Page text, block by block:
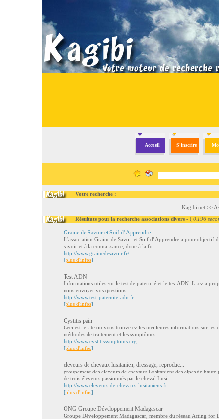
Accueil S'inscrire
Votre recherche :
Kagibi.net>>
Résultats pour la recherche associations divers - ( 0.196
Graine de Savoir et Soif d’Apprendre
L’association Graine de Savoir et Soif d’Apprendre a pour objectif
savoir et à la connaissance, donc à la for...
http://www.grainedesavoir.fr/
[plus d'infos]
Test ADN
Informations utiles sur le test de paternité et le test ADN. Lisez a
nous envoyer vos questions.
http://www.test-paternite-adn.fr
[plus d'infos]
Cystitis pain
Ceci est le site ou vous trouverez les meilleures informations sur les
méthodes de traitement et les symptômes...
http://www.cystitissymptoms.org
[plus d'infos]
eleveurs de chevaux lusitanien, dressage, reproduc...
groupement des eleveurs de chevaux Lusitaniens des alpes de
de trois éleveurs passionnés par le cheval Lusi...
http://www.eleveurs-de-chevaux-lusitaniens.fr
[plus d'infos]
ONG Groupe Développement Madagascar
Groupe Développement Madagascar, membre du réseau Acting for